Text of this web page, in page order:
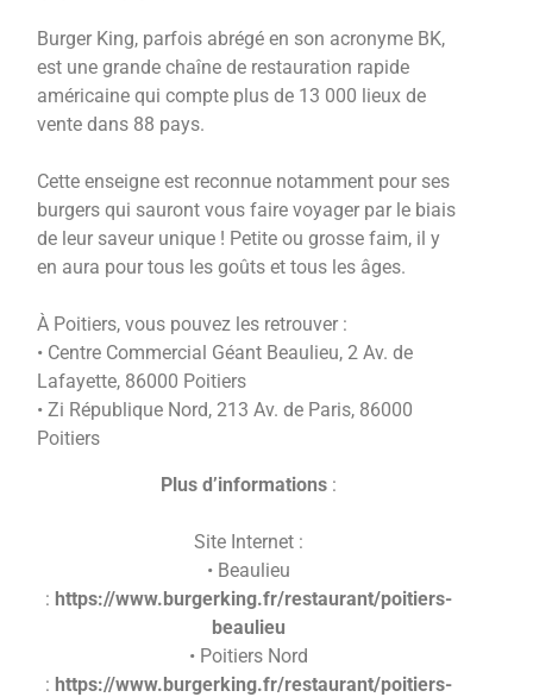
Burger King, parfois abrégé en son acronyme BK,
est une grande chaîne de restauration rapide
américaine qui compte plus de 13 000 lieux de
vente dans 88 pays.
Cette enseigne est reconnue notamment pour ses
burgers qui sauront vous faire voyager par le biais
de leur saveur unique ! Petite ou grosse faim, il y
en aura pour tous les goûts et tous les âges.
À Poitiers, vous pouvez les retrouver :
• Centre Commercial Géant Beaulieu, 2 Av. de
Lafayette, 86000 Poitiers
• Zi République Nord, 213 Av. de Paris, 86000
Poitiers
Plus d’informations :
Site Internet :
• Beaulieu
: https://www.burgerking.fr/restaurant/poitiers-
beaulieu
• Poitiers Nord
: https://www.burgerking.fr/restaurant/poitiers-